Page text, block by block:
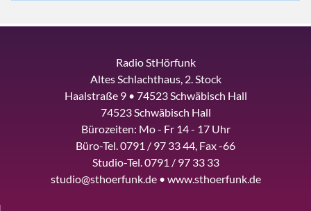
Radio StHörfunk
Altes Schlachthaus, 2. Stock
Haalstraße 9 • 74523 Schwäbisch Hall
74523 Schwäbisch Hall
Bürozeiten: Mo - Fr 14 - 17 Uhr
Büro-Tel. 0791 / 97 33 44, Fax -66
Studio-Tel. 0791 / 97 33 33
studio@sthoerfunk.de • www.sthoerfunk.de